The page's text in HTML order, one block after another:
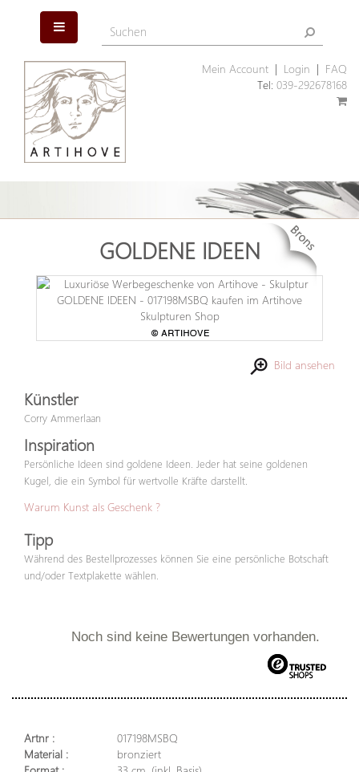
Mein Account| Login
FAQ
Tel: 039-292678168
GOLDENE IDEEN
Bild ansehen
Künstler
Corry Ammerlaan
Inspiration
Persönliche Ideen sind goldene Ideen. Jeder hat seine goldenen
Kugel, die ein Symbol für wertvolle Kräfte darstellt.
Warum Kunst als Geschenk ?
Tipp
Während des Bestellprozesses können Sie eine persönliche Botschaft
und/oder Textplakette wählen.
Noch sind keine Bewertungen vorhanden.
Artnr :
017198MSBQ
Material :
bronziert